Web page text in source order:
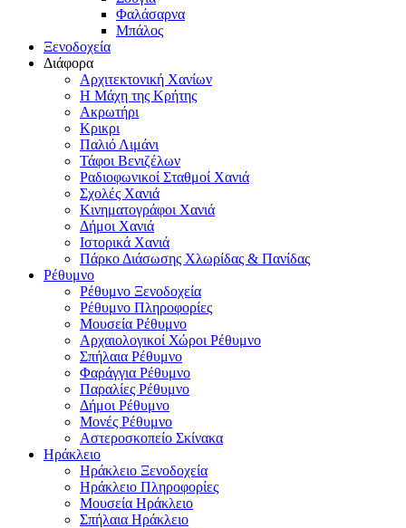
Φαλάσαρνα
Μπάλος
Ξενοδοχεία
Διάφορα
Αρχιτεκτονική Χανίων
Η Μάχη της Κρήτης
Ακρωτήρι
Κρικρι
Παλιό Λιμάνι
Τάφοι Βενιζέλων
Ραδιοφωνικοί Σταθμοί Χανιά
Σχολές Χανιά
Κινηματογράφοι Χανιά
Δήμοι Χανιά
Ιστορικά Χανιά
Πάρκο Διάσωσης Χλωρίδας & Πανίδας
Ρέθυμνο
Ρέθυμνο Ξενοδοχεία
Ρέθυμνο Πληροφορίες
Μουσεία Ρέθυμνο
Αρχαιολογικοί Χώροι Ρέθυμνο
Σπήλαια Ρέθυμνο
Φαράγγια Ρέθυμνο
Παραλίες Ρέθυμνο
Δήμοι Ρέθυμνο
Μονές Ρέθυμνο
Αστεροσκοπείο Σκίνακα
Ηράκλειο
Ηράκλειο Ξενοδοχεία
Ηράκλειο Πληροφορίες
Μουσεία Ηράκλειο
Σπήλαια Ηράκλειο